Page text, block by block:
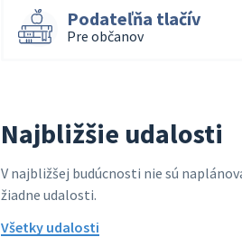
Podateľňa tlačív
Pre občanov
Najbližšie udalosti
V najbližšej budúcnosti nie sú
žiadne udalosti.
Všetky udalosti